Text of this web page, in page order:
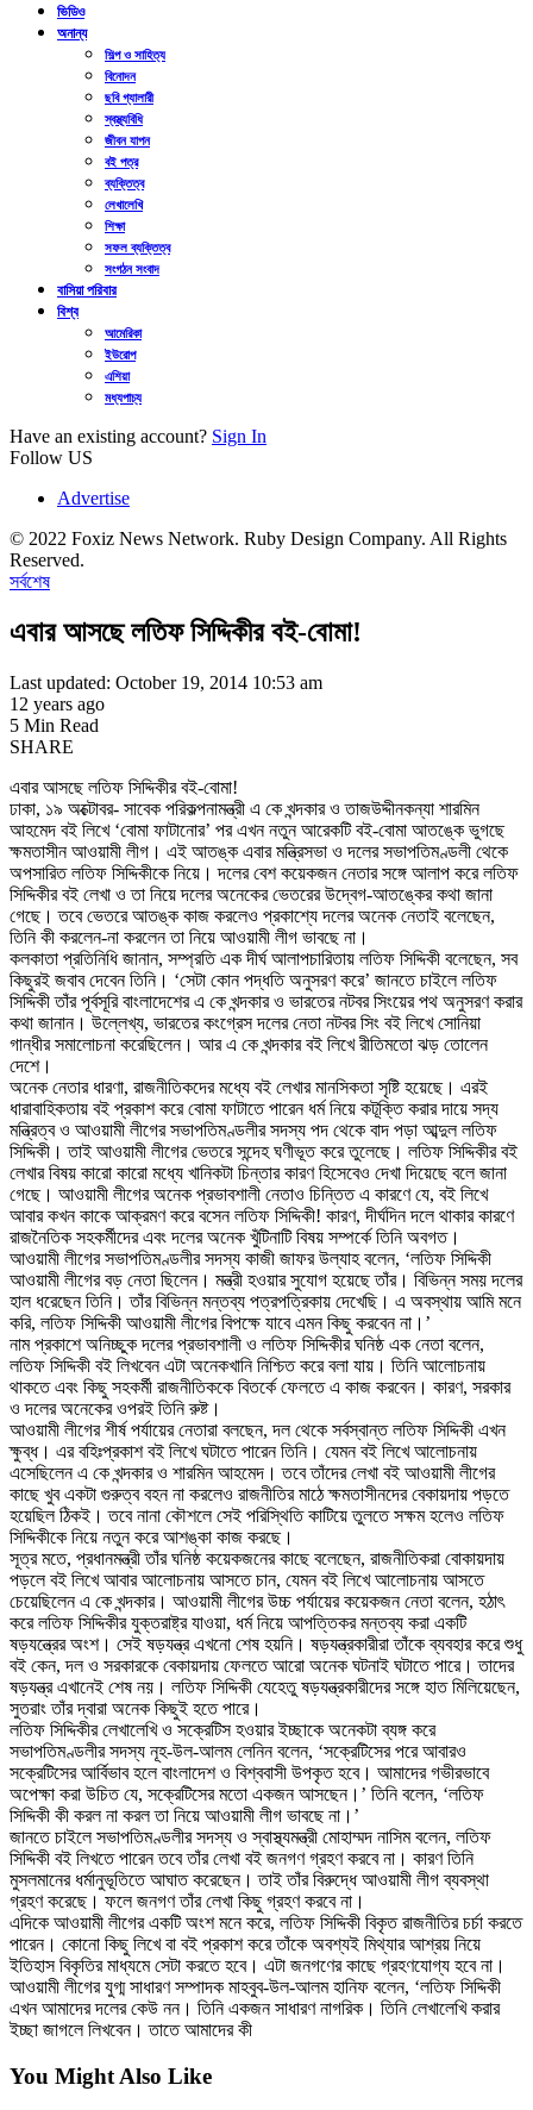
ভিডিও
অনান্য
শিল্প ও সাহিত্য
বিনোদন
ছবি গ্যালারী
স্বস্থ্যবিধি
জীবন যাপন
বই পত্র
ব্যক্তিত্ব
লেখালেখি
শিক্ষা
সফল ব্যক্তিত্ব
সংগঠন সংবাদ
বাসিয়া পরিবার
বিশ্ব
আমেরিকা
ইউরোপ
এশিয়া
মধ্যপাচ্য
Have an existing account? Sign In
Follow US
Advertise
© 2022 Foxiz News Network. Ruby Design Company. All Rights
Reserved.
সর্বশেষ
এবার আসছে লতিফ সিদ্দিকীর বই-বোমা!
Last updated: October 19, 2014 10:53 am
12 years ago
5 Min Read
SHARE
এবার আসছে লতিফ সিদ্দিকীর বই-বোমা!
ঢাকা, ১৯ অক্টোবর- সাবেক পরিকল্পনামন্ত্রী এ কে খন্দকার ও তাজউদ্দীনকন্যা শারমিন
আহমেদ বই লিখে ‘বোমা ফাটানোর’ পর এখন নতুন আরেকটি বই-বোমা আতঙ্কে ভুগছে
ক্ষমতাসীন আওয়ামী লীগ। এই আতঙ্ক এবার মন্ত্রিসভা ও দলের সভাপতিমণ্ডলী থেকে
অপসারিত লতিফ সিদ্দিকীকে নিয়ে। দলের বেশ কয়েকজন নেতার সঙ্গে আলাপ করে লতিফ
সিদ্দিকীর বই লেখা ও তা নিয়ে দলের অনেকের ভেতরের উদ্বেগ-আতঙ্কের কথা জানা
গেছে। তবে ভেতরে আতঙ্ক কাজ করলেও প্রকাশ্যে দলের অনেক নেতাই বলেছেন,
তিনি কী করলেন-না করলেন তা নিয়ে আওয়ামী লীগ ভাবছে না।
কলকাতা প্রতিনিধি জানান, সম্প্রতি এক দীর্ঘ আলাপচারিতায় লতিফ সিদ্দিকী বলেছেন, সব
কিছুরই জবাব দেবেন তিনি। ‘সেটা কোন পদ্ধতি অনুসরণ করে’ জানতে চাইলে লতিফ
সিদ্দিকী তাঁর পূর্বসূরি বাংলাদেশের এ কে খন্দকার ও ভারতের নটবর সিংয়ের পথ অনুসরণ করার
কথা জানান। উল্লেখ্য, ভারতের কংগ্রেস দলের নেতা নটবর সিং বই লিখে সোনিয়া
গান্ধীর সমালোচনা করেছিলেন। আর এ কে খন্দকার বই লিখে রীতিমতো ঝড় তোলেন
দেশে।
অনেক নেতার ধারণা, রাজনীতিকদের মধ্যে বই লেখার মানসিকতা সৃষ্টি হয়েছে। এরই
ধারাবাহিকতায় বই প্রকাশ করে বোমা ফাটাতে পারেন ধর্ম নিয়ে কটূক্তি করার দায়ে সদ্য
মন্ত্রিত্ব ও আওয়ামী লীগের সভাপতিমণ্ডলীর সদস্য পদ থেকে বাদ পড়া আব্দুল লতিফ
সিদ্দিকী। তাই আওয়ামী লীগের ভেতরে সন্দেহ ঘণীভূত করে তুলেছে। লতিফ সিদ্দিকীর বই
লেখার বিষয় কারো কারো মধ্যে খানিকটা চিন্তার কারণ হিসেবেও দেখা দিয়েছে বলে জানা
গেছে। আওয়ামী লীগের অনেক প্রভাবশালী নেতাও চিন্তিত এ কারণে যে, বই লিখে
আবার কখন কাকে আক্রমণ করে বসেন লতিফ সিদ্দিকী! কারণ, দীর্ঘদিন দলে থাকার কারণে
রাজনৈতিক সহকর্মীদের এবং দলের অনেক খুঁটিনাটি বিষয় সম্পর্কে তিনি অবগত।
আওয়ামী লীগের সভাপতিমণ্ডলীর সদস্য কাজী জাফর উল্যাহ বলেন, ‘লতিফ সিদ্দিকী
আওয়ামী লীগের বড় নেতা ছিলেন। মন্ত্রী হওয়ার সুযোগ হয়েছে তাঁর। বিভিন্ন সময় দলের
হাল ধরেছেন তিনি। তাঁর বিভিন্ন মন্তব্য পত্রপত্রিকায় দেখেছি। এ অবস্থায় আমি মনে
করি, লতিফ সিদ্দিকী আওয়ামী লীগের বিপক্ষে যাবে এমন কিছু করবেন না।’
নাম প্রকাশে অনিচ্ছুক দলের প্রভাবশালী ও লতিফ সিদ্দিকীর ঘনিষ্ঠ এক নেতা বলেন,
লতিফ সিদ্দিকী বই লিখবেন এটা অনেকখানি নিশ্চিত করে বলা যায়। তিনি আলোচনায়
থাকতে এবং কিছু সহকর্মী রাজনীতিককে বিতর্কে ফেলতে এ কাজ করবেন। কারণ, সরকার
ও দলের অনেকের ওপরই তিনি রুষ্ট।
আওয়ামী লীগের শীর্ষ পর্যায়ের নেতারা বলছেন, দল থেকে সর্বস্বান্ত লতিফ সিদ্দিকী এখন
ক্ষুব্ধ। এর বহিঃপ্রকাশ বই লিখে ঘটাতে পারেন তিনি। যেমন বই লিখে আলোচনায়
এসেছিলেন এ কে খন্দকার ও শারমিন আহমেদ। তবে তাঁদের লেখা বই আওয়ামী লীগের
কাছে খুব একটা গুরুত্ব বহন না করলেও রাজনীতির মাঠে ক্ষমতাসীনদের বেকায়দায় পড়তে
হয়েছিল ঠিকই। তবে নানা কৌশলে সেই পরিস্থিতি কাটিয়ে তুলতে সক্ষম হলেও লতিফ
সিদ্দিকীকে নিয়ে নতুন করে আশঙ্কা কাজ করছে।
সূত্র মতে, প্রধানমন্ত্রী তাঁর ঘনিষ্ঠ কয়েকজনের কাছে বলেছেন, রাজনীতিকরা বোকায়দায়
পড়লে বই লিখে আবার আলোচনায় আসতে চান, যেমন বই লিখে আলোচনায় আসতে
চেয়েছিলেন এ কে খন্দকার। আওয়ামী লীগের উচ্চ পর্যায়ের কয়েকজন নেতা বলেন, হঠাৎ
করে লতিফ সিদ্দিকীর যুক্তরাষ্ট্র যাওয়া, ধর্ম নিয়ে আপত্তিকর মন্তব্য করা একটি
ষড়যন্ত্রের অংশ। সেই ষড়যন্ত্র এখনো শেষ হয়নি। ষড়যন্ত্রকারীরা তাঁকে ব্যবহার করে শুধু
বই কেন, দল ও সরকারকে বেকায়দায় ফেলতে আরো অনেক ঘটনাই ঘটাতে পারে। তাদের
ষড়যন্ত্র এখানেই শেষ নয়। লতিফ সিদ্দিকী যেহেতু ষড়যন্ত্রকারীদের সঙ্গে হাত মিলিয়েছেন,
সুতরাং তাঁর দ্বারা অনেক কিছুই হতে পারে।
লতিফ সিদ্দিকীর লেখালেখি ও সক্রেটিস হওয়ার ইচ্ছাকে অনেকটা ব্যঙ্গ করে
সভাপতিমণ্ডলীর সদস্য নূহ-উল-আলম লেনিন বলেন, ‘সক্রেটিসের পরে আবারও
সক্রেটিসের আর্বিভাব হলে বাংলাদেশ ও বিশ্ববাসী উপকৃত হবে। আমাদের গভীরভাবে
অপেক্ষা করা উচিত যে, সক্রেটিসের মতো একজন আসছেন।’ তিনি বলেন, ‘লতিফ
সিদ্দিকী কী করল না করল তা নিয়ে আওয়ামী লীগ ভাবছে না।’
জানতে চাইলে সভাপতিমণ্ডলীর সদস্য ও স্বাস্থ্যমন্ত্রী মোহাম্মদ নাসিম বলেন, লতিফ
সিদ্দিকী বই লিখতে পারেন তবে তাঁর লেখা বই জনগণ গ্রহণ করবে না। কারণ তিনি
মুসলমানের ধর্মানুভূতিতে আঘাত করেছেন। তাই তাঁর বিরুদ্ধে আওয়ামী লীগ ব্যবস্থা
গ্রহণ করেছে। ফলে জনগণ তাঁর লেখা কিছু গ্রহণ করবে না।
এদিকে আওয়ামী লীগের একটি অংশ মনে করে, লতিফ সিদ্দিকী বিকৃত রাজনীতির চর্চা করতে
পারেন। কোনো কিছু লিখে বা বই প্রকাশ করে তাঁকে অবশ্যই মিথ্যার আশ্রয় নিয়ে
ইতিহাস বিকৃতির মাধ্যমে সেটা করতে হবে। এটা জনগণের কাছে গ্রহণযোগ্য হবে না।
আওয়ামী লীগের যুগ্ম সাধারণ সম্পাদক মাহবুব-উল-আলম হানিফ বলেন, ‘লতিফ সিদ্দিকী
এখন আমাদের দলের কেউ নন। তিনি একজন সাধারণ নাগরিক। তিনি লেখালেখি করার
ইচ্ছা জাগলে লিখবেন। তাতে আমাদের কী
You Might Also Like